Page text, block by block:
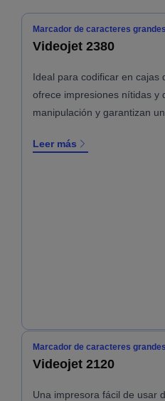
Marcador de caracteres
Videojet 2380
Ideal para codificar en cajas
ofrece impresiones nítidas y
manipulación y garantizan
Leer más
Marcador de caracteres
Videojet 2120
Una impresora fácil de usar